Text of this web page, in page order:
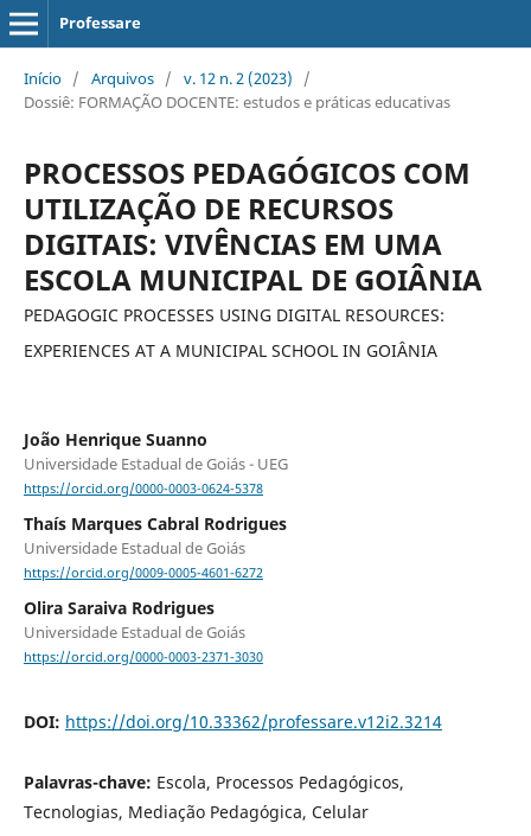
Professare
Início / Arquivos / v. 12 n. 2 (2023)
/
Dossiê: FORMAÇÃO DOCENTE: estudos e práticas educativas
PROCESSOS PEDAGÓGICOS COM
UTILIZAÇÃO DE RECURSOS
DIGITAIS: VIVÊNCIAS EM UMA
ESCOLA MUNICIPAL DE GOIÂNIA
PEDAGOGIC PROCESSES USING DIGITAL RESOURCES:
EXPERIENCES AT A MUNICIPAL SCHOOL IN GOIÂNIA
João Henrique Suanno
Universidade Estadual de Goiás - UEG
https://orcid.org/0000-0003-0624-5378
Thaís Marques Cabral Rodrigues
Universidade Estadual de Goiás
https://orcid.org/0009-0005-4601-6272
Olira Saraiva Rodrigues
Universidade Estadual de Goiás
https://orcid.org/0000-0003-2371-3030
DOI: https://doi.org/10.33362/professare.v12i2.3214
Palavras-chave: Escola, Processos Pedagógicos,
Tecnologias, Mediação Pedagógica, Celular